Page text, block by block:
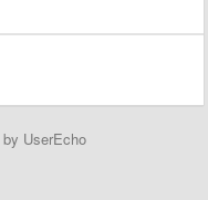
by UserEcho